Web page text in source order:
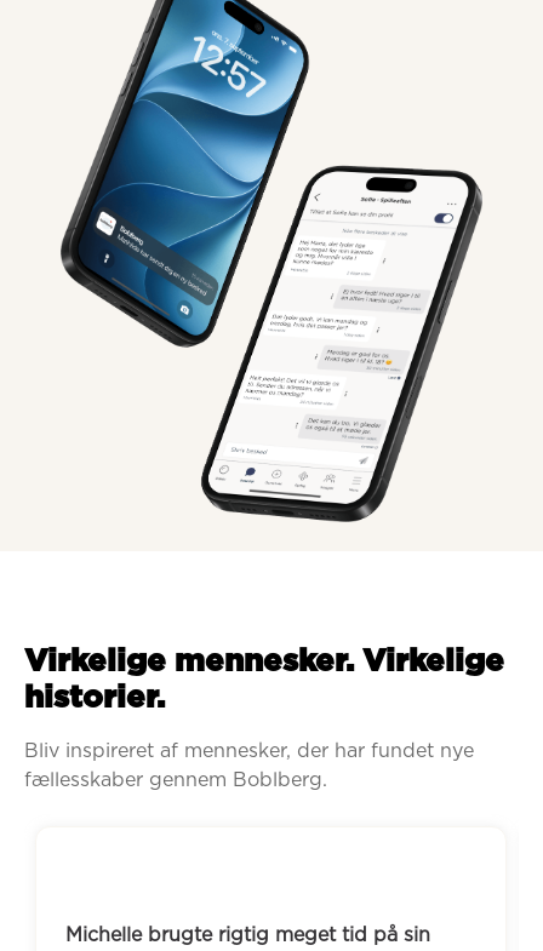
Virkelige mennesker. Virkelige
historier.
Bliv inspireret af mennesker, der har fundet nye
fællesskaber gennem Boblberg.
Michelle brugte rigtig meget tid på sin